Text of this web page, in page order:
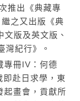
推出《典藏專
之又出版《典
版及英文版、
灣紀行》。
專冊IV：何德
赴日求學，東
起畫會，貢獻所